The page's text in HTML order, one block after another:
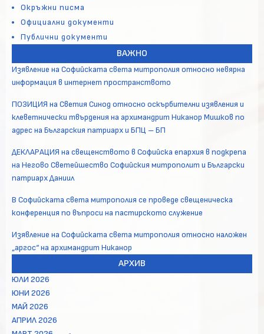
Окръжни писма
Официални документи
Публични документи
ВАЖНО
Изявление на Софийската света митрополия относно невярна
информация в интернет пространството
ПОЗИЦИЯ на Светия Синод относно оскърбителни изявления и
клеветнически твърдения на архимандрит Никанор Мишков по
адрес на Българския патриарх и БПЦ – БП
ДЕКЛАРАЦИЯ на свещенството в Софийска епархия в подкрепа
на Негово Светейшество Софийския митрополит и Български
патриарх Даниил
В Софийската света митрополия се проведе свещеническа
конференция по въпроси на пастирското служение
Изявление на Софийската света митрополия относно наложен
„аргос“ на архимандрит Никанор
АРХИВ
ЮЛИ 2026
ЮНИ 2026
МАЙ 2026
АПРИЛ 2026